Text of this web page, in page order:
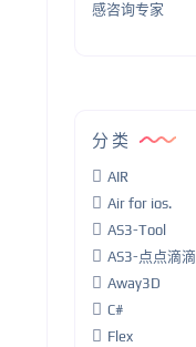
感咨询专家
分类
AIR
Air for ios.
AS3-Tool
AS3-点点滴滴
Away3D
C#
Flex